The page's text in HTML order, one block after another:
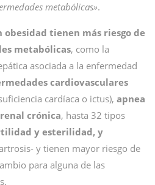
metabólicas».
obesidad tienen más riesgo de
metabólicas, como la
asociada a la enfermedad
cardiovasculares
cardíaca o ictus), apnea
crónica, hasta 32 tipos
y esterilidad, y
y tienen mayor riesgo de
para alguna de las